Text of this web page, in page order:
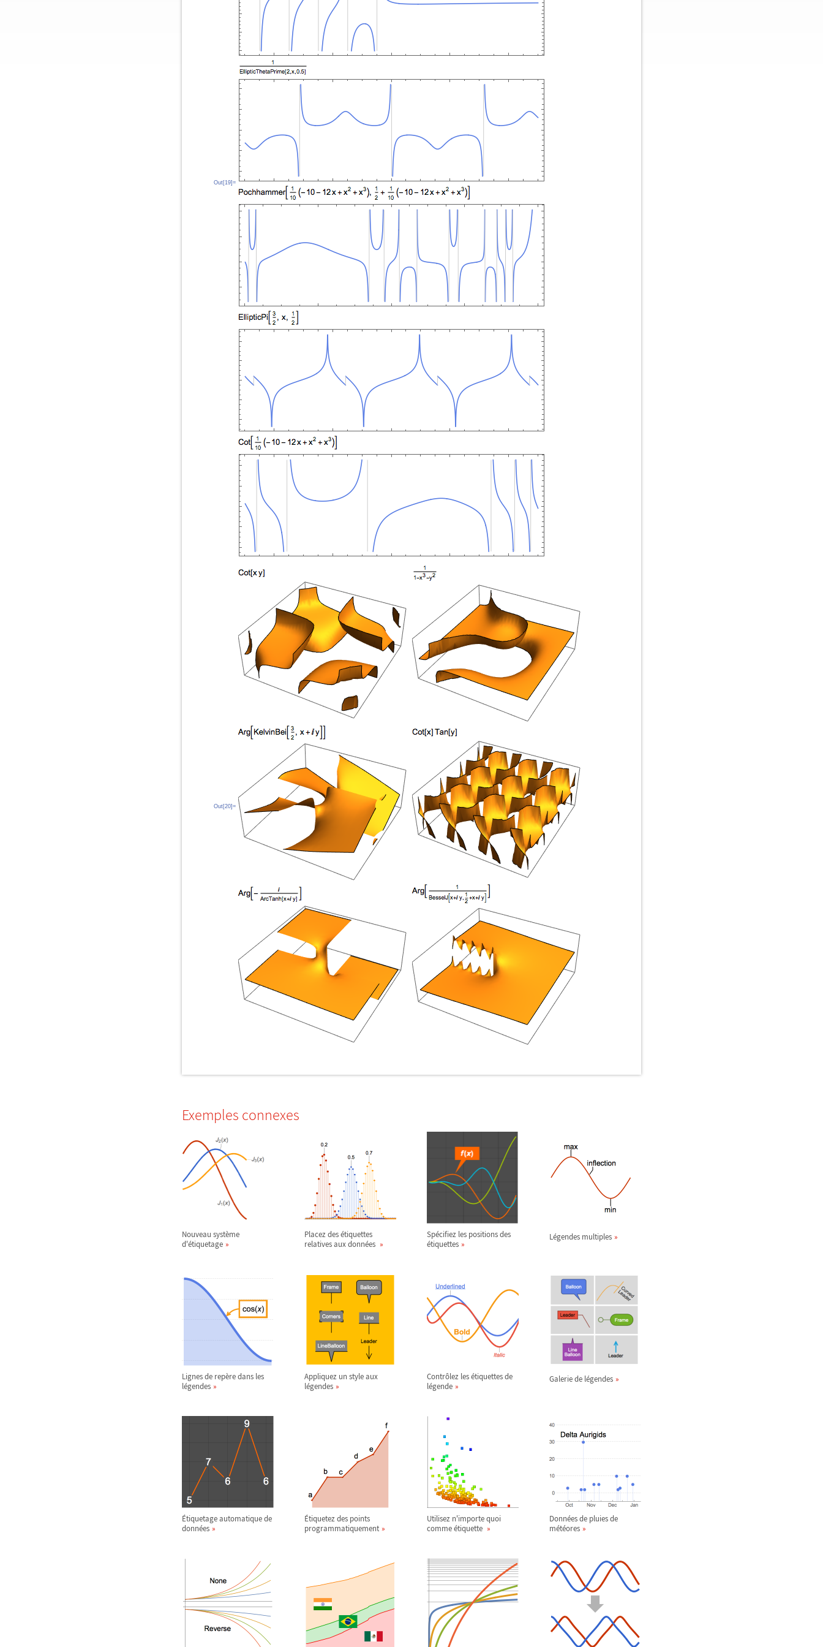
Out[19]=
Out[20]=
Exemples connexes
Nouveau système
d'étiquetage
Placez des étiquettes
relatives aux données
Spécifiez les positions des
étiquettes
Légendes multiples
Lignes de repère dans les
légendes
Appliquez un style aux
légendes
Contrôlez les étiquettes de
légende
Galerie de légendes
Étiquetage automatique de
données
Étiquetez des points
programmatiquement
Utilisez n'importe quoi
comme étiquette
Données de pluies de
météores